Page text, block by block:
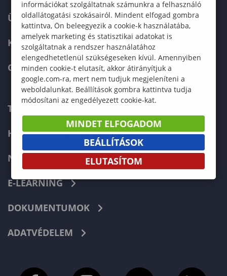
ÜZLETI PARTNEREKNEK
KARRIER
GREEN UNIVERSITY
TELEFONKÖNYV
HIBABEJELENTÉS
NEPTUN
E-LEARNING
DOKUMENTUMOK
ADATVÉDELEM
információkat szolgáltatnak számunkra a felhasználó
oldallátogatási szokásairól. Mindent elfogad gombra
kattintva, Ön beleegyezik a cookie-k használatába,
amelyek marketing és statisztikai adatokat is
szolgáltatnak a rendszer használatához
elengedhetetlenül szükségeseken kívül. Amennyiben
minden cookie-t elutasít, akkor átirányítjuk a
google.com-ra, mert nem tudjuk megjeleníteni a
weboldalunkat. Beállítások gombra kattintva tudja
módosítani az engedélyezett cookie-kat.
MINDET ELFOGADOM
BEÁLLÍTÁSOK
ELUTASÍTOM